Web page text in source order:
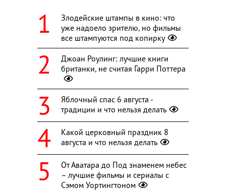
Злодейские штампы в кино: что
уже надоело зрителю, но фильмы
все штампуются под копирку
Джоан Роулинг: лучшие книги
британки, не считая Гарри Поттера
Яблочный спас 6 августа -
традиции и что нельзя делать
Какой церковный праздник 8
августа и что нельзя делать
От Аватара до Под знаменем небес
– лучшие фильмы и сериалы с
Сэмом Уортингтоном